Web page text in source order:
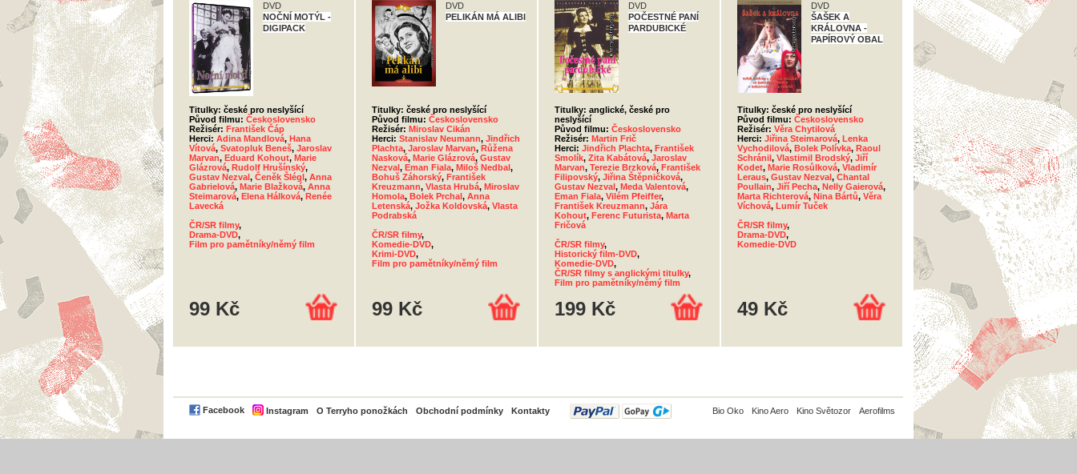
DVD
NOČNÍ MOTÝL -
DIGIPACK
Titulky: české pro neslyšící
Původ filmu: Československo
Režisér: František Čáp
Herci: Adina Mandlová, Hana
Vítová, Svatopluk Beneš, Jaroslav
Marvan, Eduard Kohout, Marie
Glázrová, Rudolf Hrušínský,
Gustav Nezval, Čeněk Šlégl, Anna
Gabrielová, Marie Blažková, Anna
Steimarová, Elena Hálková, Renée
Lavecká
ČR/SR filmy,
Drama-DVD,
Film pro pamětníky/němý film
99 Kč
DVD
PELIKÁN MÁ ALIBI
Titulky: české pro neslyšící
Původ filmu: Československo
Režisér: Miroslav Cikán
Herci: Stanislav Neumann, Jindřich
Plachta, Jaroslav Marvan, Růžena
Nasková, Marie Glázrová, Gustav
Nezval, Eman Fiala, Miloš Nedbal,
Bohuš Záhorský, František
Kreuzmann, Vlasta Hrubá, Miroslav
Homola, Bolek Prchal, Anna
Letenská, Jožka Koldovská, Vlasta
Podrabská
ČR/SR filmy,
Komedie-DVD,
Krimi-DVD,
Film pro pamětníky/němý film
99 Kč
DVD
POČESTNÉ PANÍ
PARDUBICKÉ
Titulky: anglické, české pro
neslyšící
Původ filmu: Československo
Režisér: Martin Frič
Herci: Jindřich Plachta, František
Smolík, Zita Kabátová, Jaroslav
Marvan, Terezie Brzková, František
Filipovský, Jiřina Štěpničková,
Gustav Nezval, Meda Valentová,
Eman Fiala, Vilém Pfeiffer,
František Kreuzmann, Jára
Kohout, Ferenc Futurista, Marta
Fričová
ČR/SR filmy,
Historický film-DVD,
Komedie-DVD,
ČR/SR filmy s anglickými titulky,
Film pro pamětníky/němý film
199 Kč
DVD
ŠAŠEK A
KRÁLOVNA -
PAPÍROVÝ OBAL
Titulky: české pro neslyšící
Původ filmu: Československo
Režisér: Věra Chytilová
Herci: Jiřina Steimarová, Lenka
Vychodilová, Bolek Polívka, Raoul
Schránil, Vlastimil Brodský, Jiří
Kodet, Marie Rosůlková, Vladimír
Leraus, Gustav Nezval, Chantal
Poullain, Jiří Pecha, Nelly Gaierová,
Marta Richterová, Nina Bártů, Věra
Víchová, Lumír Tuček
ČR/SR filmy,
Drama-DVD,
Komedie-DVD
49 Kč
Facebook Instagram O Terryho ponožkách Obchodní podmínky Kontakty
PayPal Bio Oko Kino Aero Kino Světozor Aerofilms